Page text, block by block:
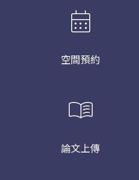
calendar_month
空間預約
menu_book
論文上傳